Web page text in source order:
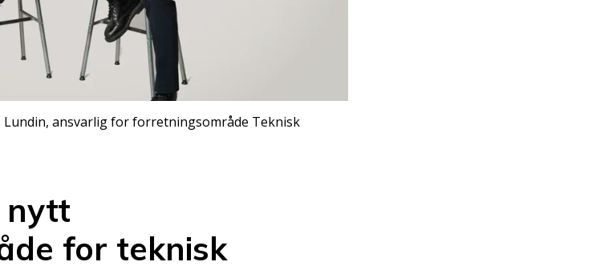
Lundin, ansvarlig for forretningsområde Teknisk
nytt
for teknisk